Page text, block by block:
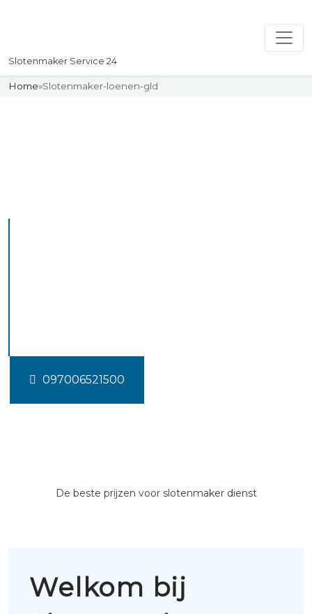
Slotenmaker Service 24
Home»Slotenmaker-loenen-gld
097006521500
De beste prijzen voor slotenmaker dienst
Welkom bij